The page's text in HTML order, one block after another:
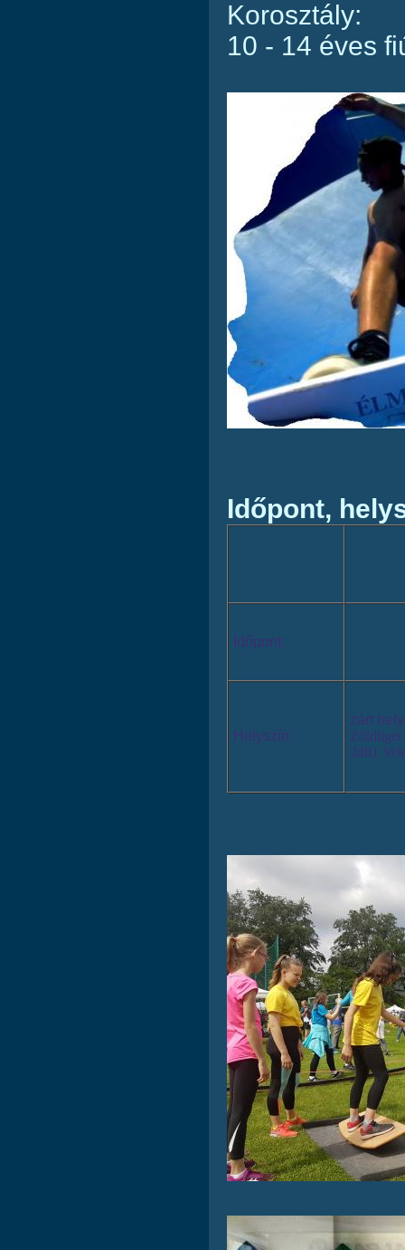
Korosztály:
10 - 14 éves
Időpont,
Időpont:
Helyszín:
zárt
Zöldliget
2481